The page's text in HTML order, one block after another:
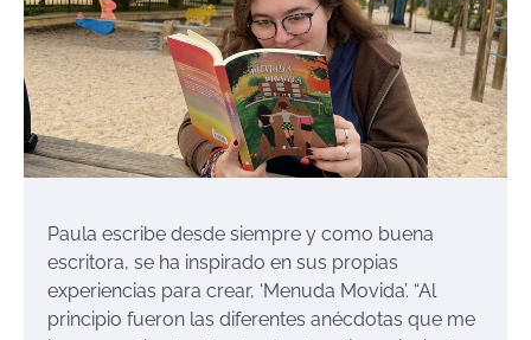
Paula escribe desde siempre y como buena
escritora, se ha inspirado en sus propias
experiencias para crear, ‘Menuda Movida’. “Al
principio fueron las diferentes anécdotas que me